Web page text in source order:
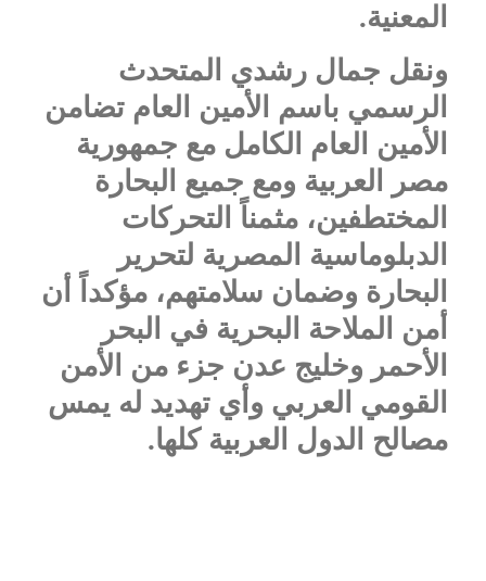
المعنية.
ونقل جمال رشدي المتحدث
الرسمي باسم الأمين العام تضامن
الأمين العام الكامل مع جمهورية
مصر العربية ومع جميع البحارة
المختطفين، مثمناً التحركات
الدبلوماسية المصرية لتحرير
البحارة وضمان سلامتهم، مؤكداً أن
أمن الملاحة البحرية في البحر
الأحمر وخليج عدن جزء من الأمن
القومي العربي وأي تهديد له يمس
مصالح الدول العربية كلها.